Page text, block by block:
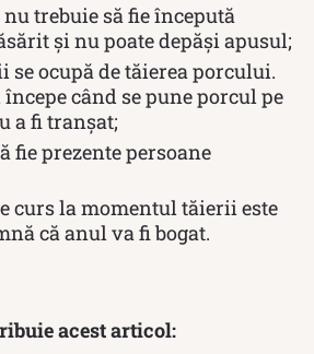
trebuie să fie începută
și nu poate depăși apusul;
se ocupă de tăierea porcului.
când se pune porcul pe
a fi tranșat;
fie prezente persoane
curs la momentul tăierii este
că anul va fi bogat.
acest articol: